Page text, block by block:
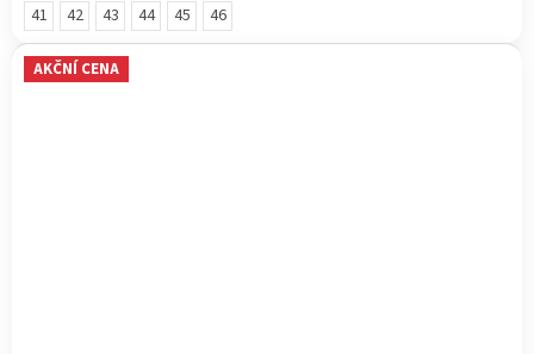
41 42 43 44 45 46
AKČNÍ CENA